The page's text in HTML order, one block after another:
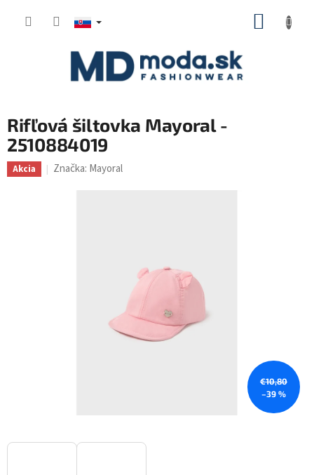
Rifľová šiltovka Mayoral -
2510884019
Akcia Značka: Mayoral
€10,80
–39 %